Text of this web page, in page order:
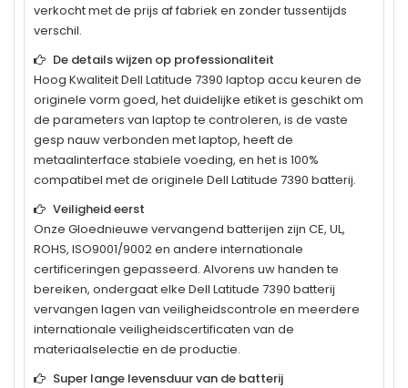
verkocht met de prijs af fabriek en zonder tussentijds
verschil.
De details wijzen op professionaliteit
Hoog KwaliteitDell Latitude 7390 laptop accu keuren de
originele vorm goed, het duidelijke etiket is geschikt om
de parameters van laptop te controleren, is de vaste
gesp nauw verbonden met laptop, heeft de
metaalinterface stabiele voeding, en het is 100%
compatibel met de originele Dell Latitude 7390 batterij.
Veiligheid eerst
Onze Gloednieuwe vervangend batterijen zijn CE, UL,
ROHS, ISO9001/9002 en andere internationale
certificeringen gepasseerd. Alvorens uw handen te
bereiken, ondergaat elke Dell Latitude 7390 batterij
vervangen lagen van veiligheidscontrole en meerdere
internationale veiligheidscertificaten van de
materiaalselectie en de productie.
Super lange levensduur van de batterij